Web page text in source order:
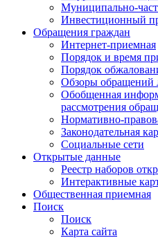
Муниципально-
Инвестиционный
Обращения граждан
Интернет-приемная
Порядок и время
Порядок
Обзоры обращений
Обобщенная
рассмотрения
Нормативно-
Законодательная
Социальные сети
Открытые данные
Реестр наборов
Интерактивные
Общественная приемная
Поиск
Поиск
Карта сайта